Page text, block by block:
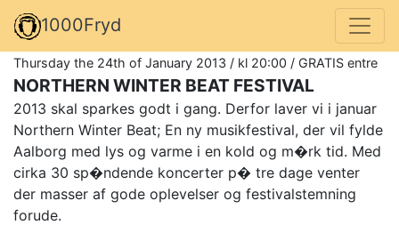
1000Fryd
Thursday the 24th of January 2013 / kl 20:00 / GRATIS entre
NORTHERN WINTER BEAT FESTIVAL
2013 skal sparkes godt i gang. Derfor laver vi i januar
Northern Winter Beat; En ny musikfestival, der vil fylde
Aalborg med lys og varme i en kold og m�rk tid. Med
cirka 30 sp�ndende koncerter p� tre dage venter
der masser af gode oplevelser og festivalstemning
forude.